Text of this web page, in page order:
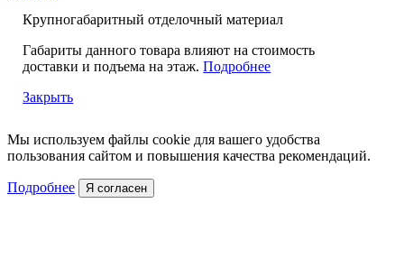
Крупногабаритный отделочный материал
Габариты данного товара влияют на стоимость
доставки и подъема на этаж.Подробнее
Закрыть
Мы используем файлы cookie для вашего удобства
пользования сайтом и повышения качества рекомендаций.
Подробнее Я согласен